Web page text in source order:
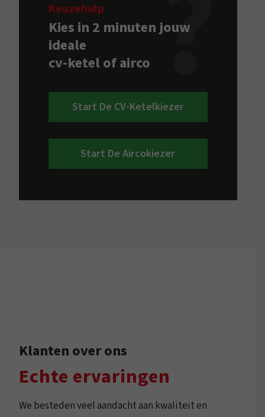
Keuzehulp
Kies in 2 minuten jouw
ideale
cv-ketel of airco
Start De CV-Ketelkiezer
Start De Aircokiezer
Klanten over ons
Echte ervaringen
We besteden veel aandacht aan kwaliteit en